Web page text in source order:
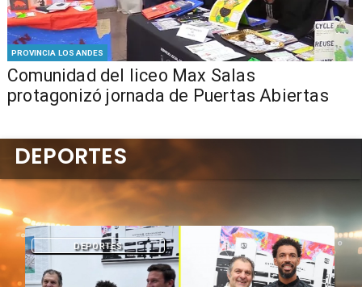
PROVINCIA LOS ANDES
Comunidad del liceo Max Salas
protagonizó jornada de Puertas Abiertas
DEPORTES
DEPORTES